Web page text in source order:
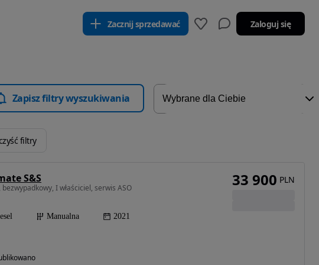
Zacznij sprzedawać Zaloguj się
Zapisz filtry wyszukiwania
filtry
S&S
I właściciel, serwis ASO
Manualna 2021
33 900 PLN